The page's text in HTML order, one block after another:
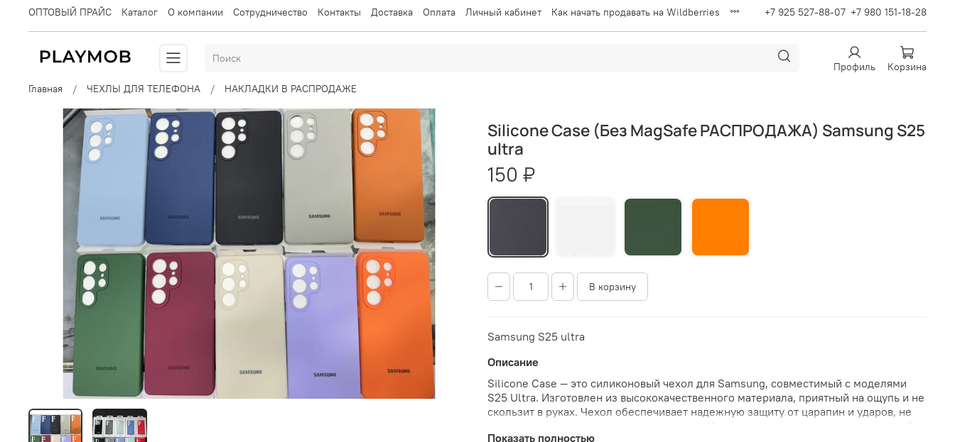
ОПТОВЫЙ ПРАЙС Каталог О компании Сотрудничество Контакты Доставка Оплата Личный кабинет Как начать продавать на Wildberries +7 925 527-88-07 +7 980 151-18-28
Профиль
Корзина
Главная
ЧЕХЛЫ ДЛЯ ТЕЛЕФОНА НАКЛАДКИ В РАСПРОДАЖЕ
Silicone Case (Без MagSafe РАСПРОДАЖА) Samsung S25
ultra
150 ₽
В корзину
Samsung S25 ultra
Описание
Silicone Case — это силиконовый чехол для Samsung, совместимый с моделями
S25 Ultra. Изготовлен из высококачественного материала, приятный на ощупь и не
скользит в руках. Чехол обеспечивает надежную защиту от царапин и ударов, не
выглядит громоздким и легко снимается. Идеально подходит для пользователей,
Показать полностью